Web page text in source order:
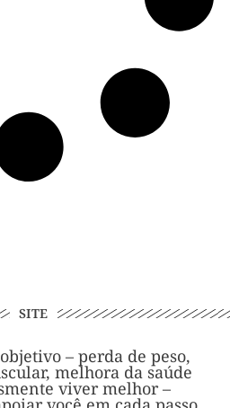
SITE
– perda de peso,
melhora da saúde
viver melhor –